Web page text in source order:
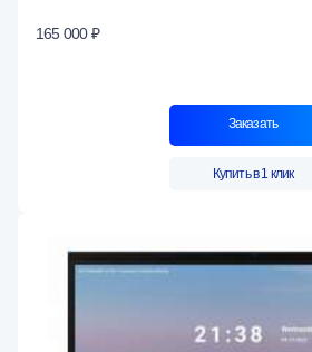
165 000 ₽
Заказать
Купить в 1 клик